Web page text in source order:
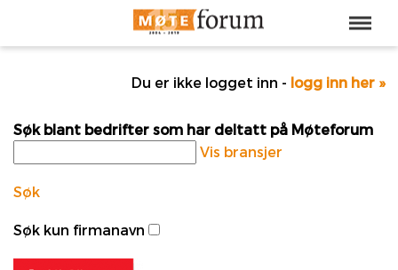
Du er ikke logget inn - logg inn her »
Søk blant bedrifter som har deltatt på Møteforum
Vis bransjer
Søk
Søk kun firmanavn